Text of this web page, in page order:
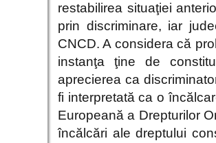
restabilirea situaţiei
prin discriminare, iar
CNCD. A considera că
instanţa ţine de
aprecierea ca
fi interpretată ca o
Europeană a Drepturilor
încălcări ale dreptului